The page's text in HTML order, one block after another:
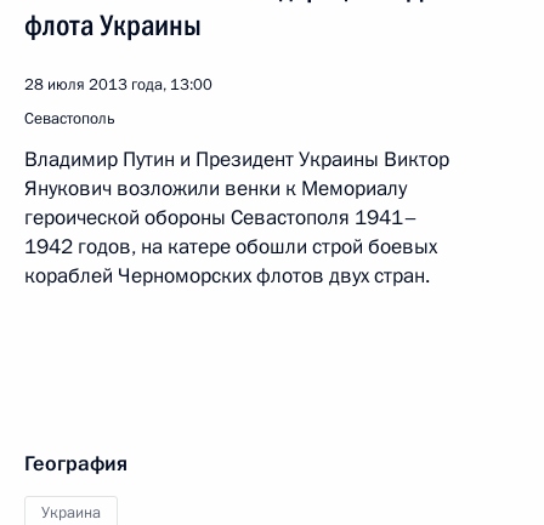
флота Украины
28 июля 2013 года, 13:00
Севастополь
Владимир Путин и Президент Украины Виктор
Янукович возложили венки к Мемориалу
героической обороны Севастополя 1941–
1942 годов, на катере обошли строй боевых
кораблей Черноморских флотов двух стран.
География
Украина